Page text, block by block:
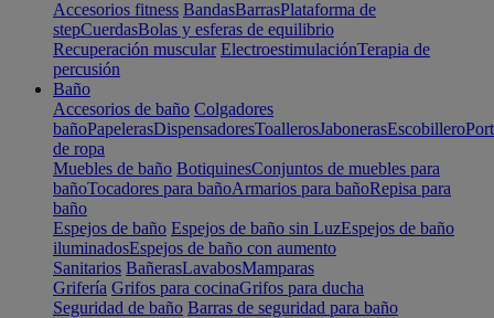
Accesorios fitness BandasBarrasPlataforma de
stepCuerdasBolas y esferas de equilibrio
Recuperación muscular ElectroestimulaciónTerapia de
percusión
Baño
Accesorios de baño Colgadores
bañoPapelerasDispensadoresToallerosJabonerasEscobillero
de ropa
Muebles de baño BotiquinesConjuntos de muebles para
bañoTocadores para bañoArmarios para bañoRepisa para
baño
Espejos de baño Espejos de baño sin LuzEspejos de baño
iluminadosEspejos de baño con aumento
Sanitarios BañerasLavabosMamparas
Grifería Grifos para cocinaGrifos para ducha
Seguridad de baño Barras de seguridad para baño